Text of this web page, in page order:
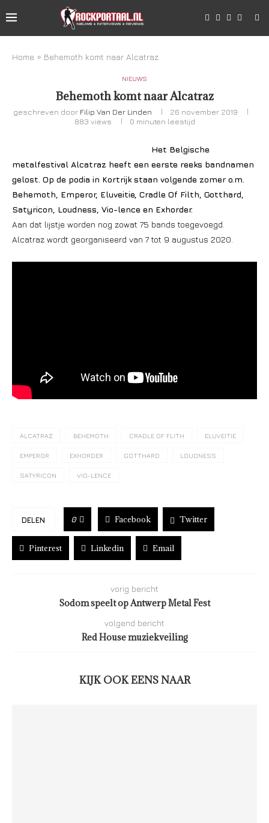
Home » Behemoth komt naar Alcatraz
NIEUWS
Behemoth komt naar Alcatraz
geschreven door Filip Van Der Linden
26 november 2019
883 views 0 minuten leestijd
Het Belgische
metalfestival Alcatraz heeft een eerste reeks bandnamen
gelost. Op de podia in Kortrijk staan volgende zomer o.m.
Behemoth, Emperor, Eluveitie, Cradle Of Filth, Gotthard,
Satyricon, Loudness, Vio-lence en Exhorder.
Aan dat lijstje worden nog zowat 75 bands toegevoegd.
Alcatraz wordt georganiseerd van 7 tot 9 augustus 2020.
ALCATRAZ BEHEMOTH CRADLE OF FLITH ELUVEITIE
EMPEROR EXHORDER GOTTHARD LOUDNESS
SATYRICON VIO-LENCE
DELEN 0 Facebook Twitter
Pinterest Linkedin Email
vorig bericht
Sodom speelt op Antwerp Metal Fest
volgend bericht
Red House muziekveiling
KIJK OOK EENS NAAR